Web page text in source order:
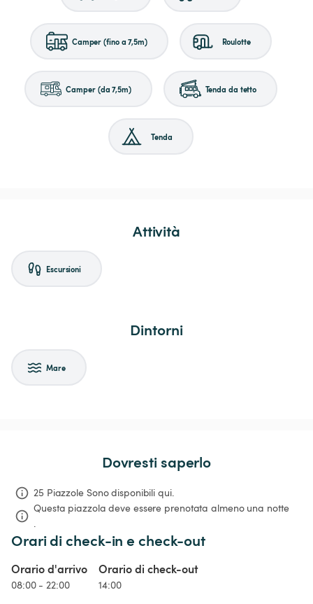
Camper (fino a 7,5m) Roulotte
Camper (da 7,5m) Tenda da tetto
Tenda
Attività
Escursioni
Dintorni
Mare
Dovresti saperlo
25 Piazzole Sono disponibili qui.
Questa piazzola deve essere prenotata almeno una notte
.
Orari di check-in e check-out
Orario d'arrivo
08:00 - 22:00
Orario di check-out
14:00